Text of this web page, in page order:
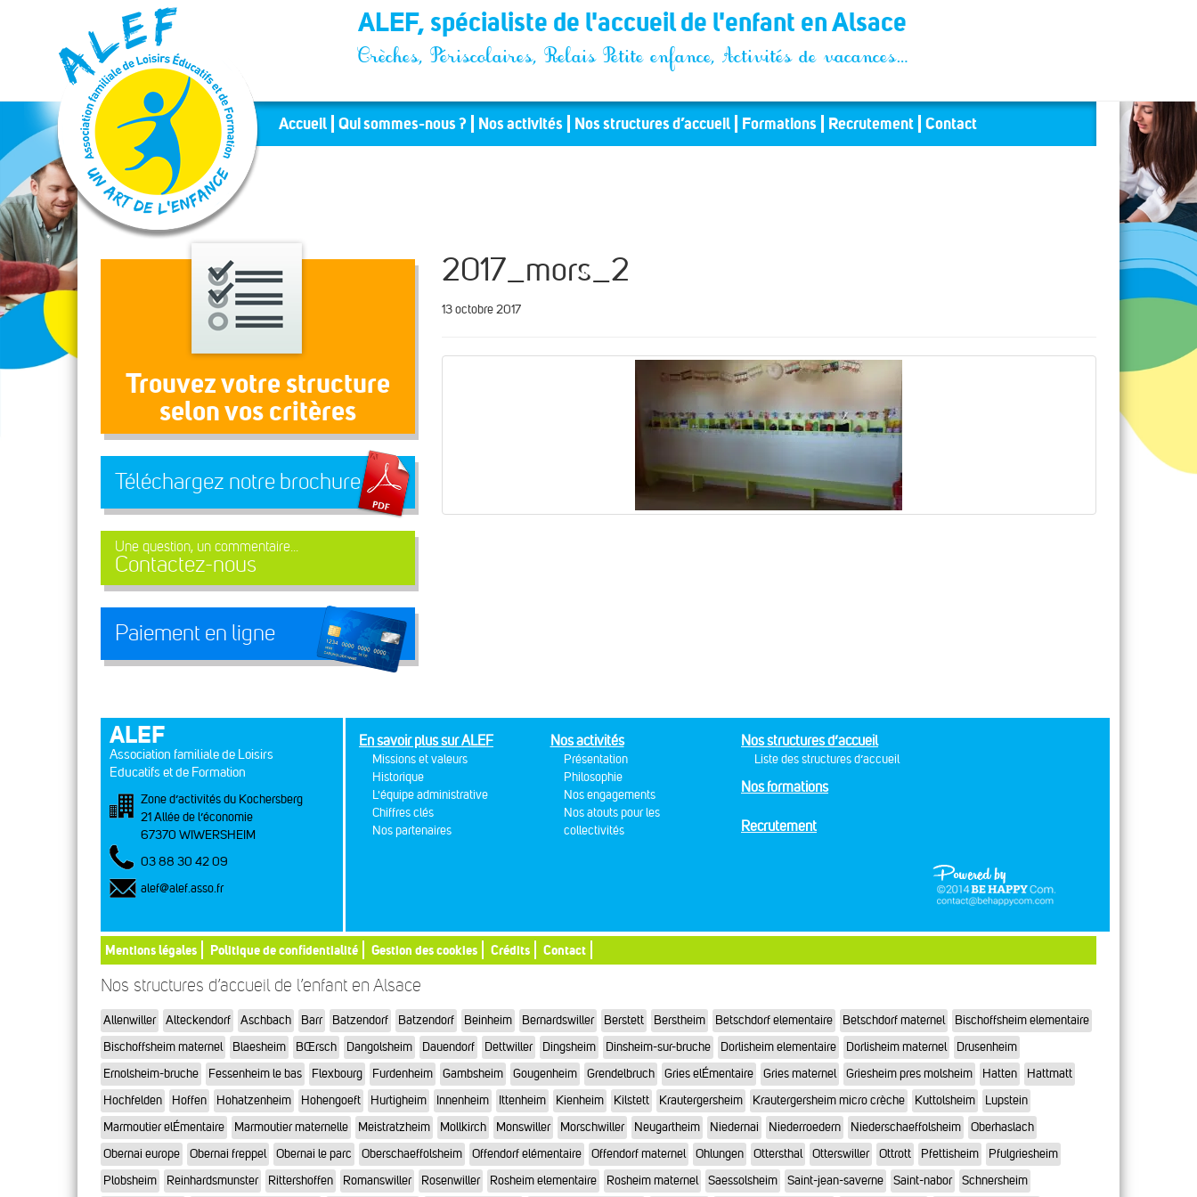
Panneau de gestion des cookies ALEF, spécialiste de l'accueil de l'enfant en Alsace
Crèches, Périscolaires, Relais Petite enfance, Activités de vacances…
Accueil Qui sommes-nous ? Nos activités Nos structures d’accueil Formations Recrutement Contact
Trouvez votre structure
selon vos critères
Téléchargez notre brochure
Une question, un commentaire...
Contactez-nous
Paiement en ligne
2017_mors_2
13 octobre 2017
ALEF
Association familiale de Loisirs
Educatifs et de Formation
Zone d’activités du Kochersberg
21 Allée de l’économie
67370 WIWERSHEIM
03 88 30 42 09
alef@alef.asso.fr
En savoir plus sur ALEF
Missions et valeurs
Historique
L'équipe administrative
Chiffres clés
Nos partenaires
Nos activités
Présentation
Philosophie
Nos engagements
Nos atouts pour les
collectivités
Nos structures d’accueil
Liste des structures d’accueil
Nos formations
Recrutement
Mentions légales Politique de confidentialité Gestion des cookies Crédits Contact
Nos structures d’accueil de l’enfant en Alsace
Allenwiller Alteckendorf Aschbach Barr Batzendorf Batzendorf Beinheim Bernardswiller Berstett Berstheim Betschdorf elementaire Betschdorf maternel
Bischoffsheim elementaire
Bischoffsheim maternel
Blaesheim BŒrsch Dangolsheim Dauendorf Dettwiller Dingsheim Dinsheim-sur-bruche Dorlisheim elementaire Dorlisheim maternel
Drusenheim
Ernolsheim-bruche
Fessenheim le bas Flexbourg Furdenheim Gambsheim Gougenheim Grendelbruch Gries elÉmentaire Gries maternel Griesheim pres molsheim Hatten
Hattmatt
Hochfelden
Hoffen Hohatzenheim Hohengoeft Hurtigheim Innenheim Ittenheim Kienheim Kilstett Krautergersheim Krautergersheim micro crèche Kuttolsheim
Lupstein
Marmoutier elÉmentaire
Marmoutier maternelle Meistratzheim Mollkirch Monswiller Morschwiller Neugartheim Niedernai Niederroedern Niederschaeffolsheim
Oberhaslach
Obernai europe
Obernai freppel Obernai le parc Oberschaeffolsheim Offendorf elémentaire Offendorf maternel Ohlungen Ottersthal Otterswiller Ottrott Pfettisheim
Pfulgriesheim
Plobsheim
Reinhardsmunster Rittershoffen Romanswiller Rosenwiller Rosheim elementaire Rosheim maternel Saessolsheim Saint-jean-saverne Saint-nabor Schnersheim